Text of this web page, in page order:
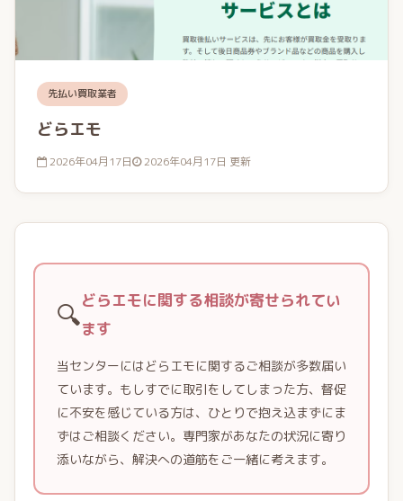
先払い買取業者
どらエモ
2026年04月17日 2026年04月17日 更新
🔍どらエモに関する相談が寄せられてい
ます
当センターにはどらエモに関するご相談が多数届い
ています。もしすでに取引をしてしまった方、督促
に不安を感じている方は、ひとりで抱え込まずにま
ずはご相談ください。専門家があなたの状況に寄り
添いながら、解決への道筋をご一緒に考えます。